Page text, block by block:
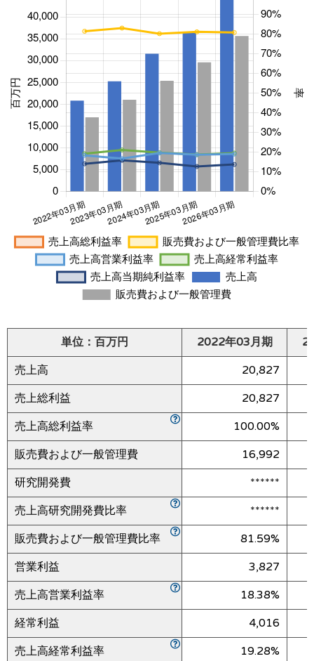
単位：百万円 2022年03月期
売上高
20,827
売上総利益
20,827
売上高総利益率
100.00%
販売費および一般管理費
16,992
研究開発費
******
売上高研究開発費比率
******
販売費および一般管理費比率
81.59%
営業利益
3,827
売上高営業利益率
18.38%
経常利益
4,016
売上高経常利益率
19.28%